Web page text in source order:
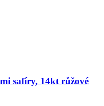
safíry, 14kt růžové